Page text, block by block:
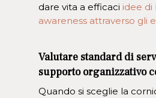
dare vita a efficaci idee di
awareness attraverso gli
Valutare standard di
supporto organizzativo
Quando si sceglie la